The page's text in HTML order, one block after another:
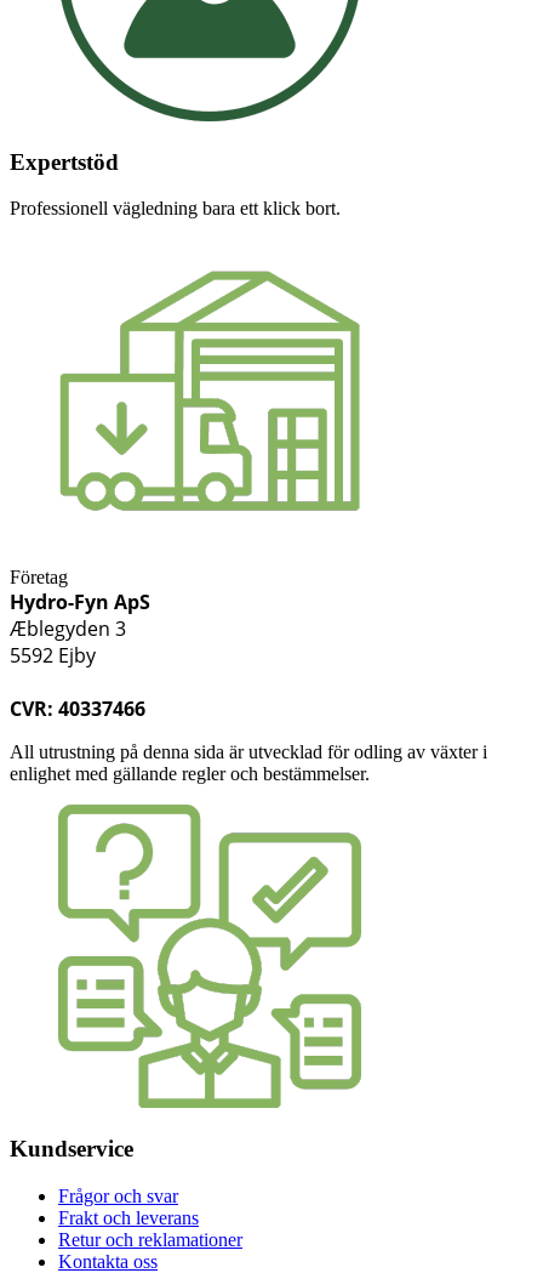
Expertstöd
Professionell vägledning bara ett klick bort.
Företag
Hydro-Fyn ApS
Æblegyden 3
5592 Ejby
CVR: 40337466
All utrustning på denna sida är utvecklad för odling av växter i
enlighet med gällande regler och bestämmelser.
Kundservice
Frågor och svar
Frakt och leverans
Retur och reklamationer
Kontakta oss